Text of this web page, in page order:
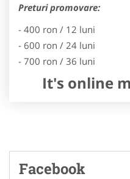
Preturi promovare:
- 400 ron / 12 luni
- 600 ron / 24 luni
- 700 ron / 36 luni
It's online
Facebook